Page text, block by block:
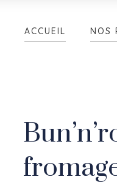
ACCUEIL NOS